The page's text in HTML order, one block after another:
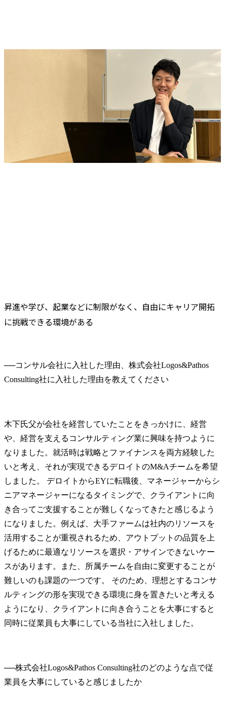
昇進や学び、起業などに制限がなく、自由にキャリア開拓
に挑戦できる環境がある
──コンサル会社に入社した理由、株式会社Logos&Pathos
木下氏父が会社を経営していたことをきっかけに、経営
や、経営を支えるコンサルティング業に興味を持つように
なりました。就活時は戦略とファイナンスを両方経験した
いと考え、それが実現できるデロイトのM&Aチームを希望
しました。 デロイトからEYに転職後、マネージャーからシ
ニアマネージャーになるタイミングで、クライアントに向
き合ってご支援することが難しくなってきたと感じるよう
になりました。例えば、大手ファームは社内のリソースを
活用することが重視されるため、アウトプットの品質を上
げるために最適なリソースを選択・アサインできないケー
スがあります。また、所属チームを自由に変更することが
難しいのも課題の一つです。 そのため、理想とするコンサ
ルティングの形を実現できる環境に身を置きたいと考える
ようになり、クライアントに向き合うことを大事にすると
同時に従業員も大事にしている当社に入社しました。
──株式会社Logos&Pathos Consulting社のどのような点で従